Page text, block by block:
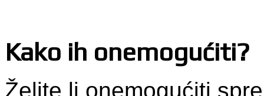
Kako ih onemogućiti?
Želite li onemogućiti